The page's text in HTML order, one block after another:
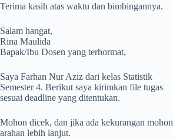
Terima kasih atas waktu dan bimbingannya.
Salam hangat,
Rina Maulida
Bapak/Ibu Dosen yang terhormat,
Saya Farhan Nur Aziz dari kelas Statistik
Semester 4. Berikut saya kirimkan file tugas
sesuai deadline yang ditentukan.
Mohon dicek, dan jika ada kekurangan mohon
arahan lebih lanjut.